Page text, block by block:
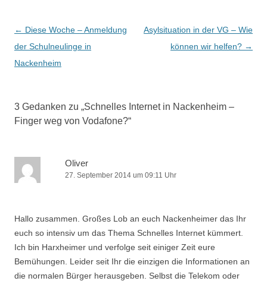
Beitrags-
Navigation
← Diese Woche – Anmeldung
der Schulneulinge in
Nackenheim
Asylsituation in der VG – Wie
können wir helfen? →
3 Gedanken zu „Schnelles Internet in Nackenheim –
Finger weg von Vodafone?“
Oliver
27. September 2014 um 09:11 Uhr
Hallo zusammen. Großes Lob an euch Nackenheimer das Ihr
euch so intensiv um das Thema Schnelles Internet kümmert.
Ich bin Harxheimer und verfolge seit einiger Zeit eure
Bemühungen. Leider seit Ihr die einzigen die Informationen an
die normalen Bürger herausgeben. Selbst die Telekom oder